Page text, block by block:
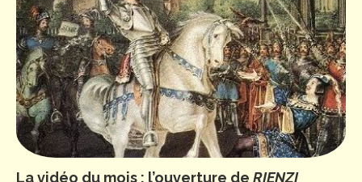
La vidéo du mois : l’ouverture de RIENZI